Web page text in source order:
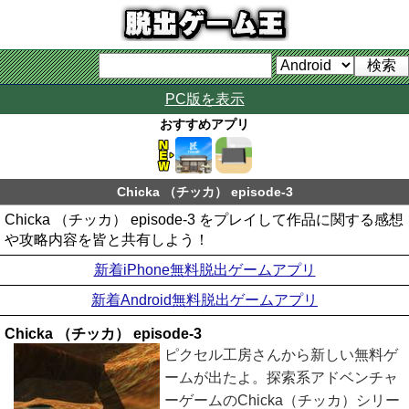
PC版を表示
おすすめアプリ
Chicka （チッカ） episode-3
Chicka （チッカ） episode-3 をプレイして作品に関する感想
や攻略内容を皆と共有しよう！
新着iPhone無料脱出ゲームアプリ
新着Android無料脱出ゲームアプリ
Chicka （チッカ） episode-3
ピクセル工房さんから新しい無料ゲ
ームが出たよ。探索系アドベンチャ
ーゲームのChicka（チッカ）シリー